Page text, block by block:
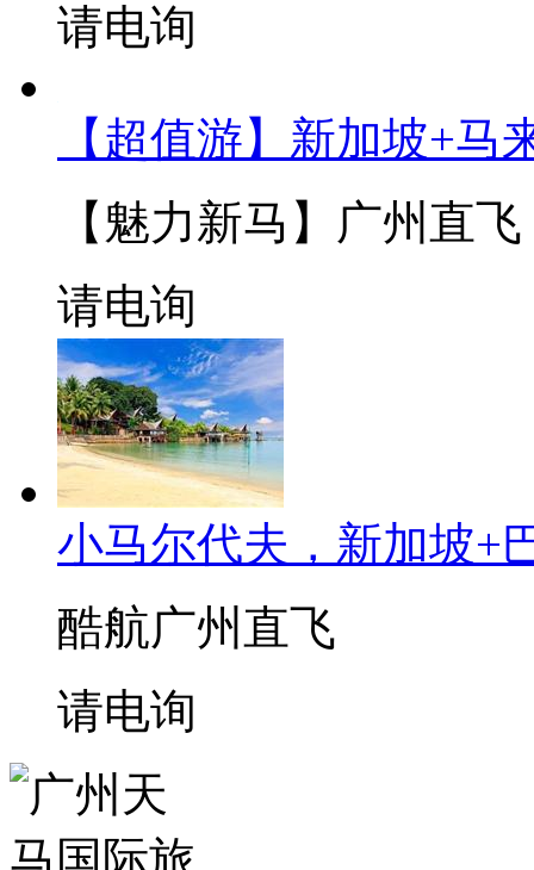
请电询
【超值游】新加坡+马
【魅力新马】广州直飞
请电询
小马尔代夫，新加坡+
酷航广州直飞
请电询